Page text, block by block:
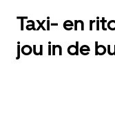
Taxi- en
jou in de